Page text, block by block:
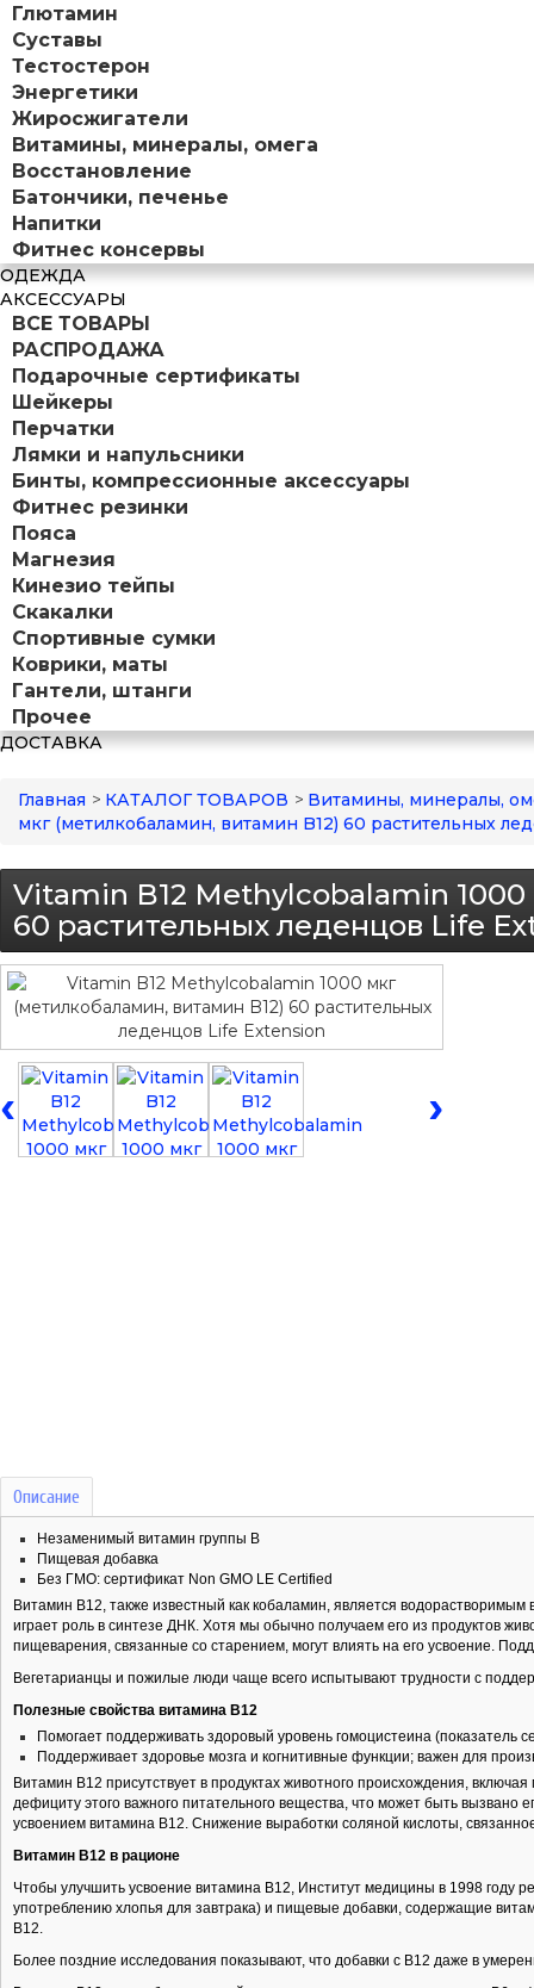
Глютамин
Суставы
Тестостерон
Энергетики
Жиросжигатели
Витамины, минералы, омега
Восстановление
Батончики, печенье
Напитки
Фитнес консервы
ОДЕЖДА
АКСЕССУАРЫ
ВСЕ ТОВАРЫ
РАСПРОДАЖА
Подарочные сертификаты
Шейкеры
Перчатки
Лямки и напульсники
Бинты, компрессионные аксессуары
Фитнес резинки
Пояса
Магнезия
Кинезио тейпы
Скакалки
Спортивные сумки
Коврики, маты
Гантели, штанги
Прочее
ДОСТАВКА
Главная > КАТАЛОГ ТОВАРОВ > Витамины, минералы,
мкг (метилкобаламин, витамин B12) 60 растительных
Vitamin B12 Methylcobalamin
60 растительных леденцов Life
‹ ›
Описание
Незаменимый витамин группы B
Пищевая добавка
Без ГМО: сертификат Non GMO LE Certified
Витамин B12, также известный как кобаламин, является
играет роль в синтезе ДНК. Хотя мы обычно получаем его из продуктов
пищеварения, связанные со старением, могут влиять на его усвоение.
Вегетарианцы и пожилые люди чаще всего испытывают трудности с
Полезные свойства витамина B12
Помогает поддерживать здоровый уровень гомоцистеина (показатель
Поддерживает здоровье мозга и когнитивные функции; важен для
Витамин B12 присутствует в продуктах животного происхождения,
дефициту этого важного питательного вещества, что может быть
усвоением витамина B12. Снижение выработки соляной кислоты,
Витамин B12 в рационе
Чтобы улучшить усвоение витамина B12, Институт медицины в 1998 году
употреблению хлопья для завтрака) и пищевые добавки, содержащие
B12.
Более поздние исследования показывают, что добавки с B12 даже в